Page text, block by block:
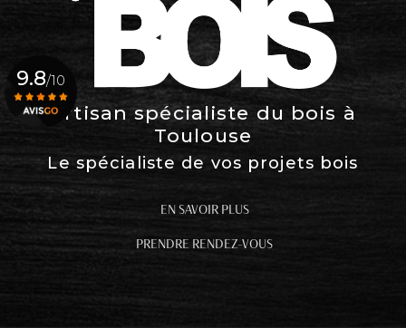
Artisan spécialiste du bois à
Toulouse
Le spécialiste de vos projets bois
EN SAVOIR PLUS
PRENDRE RENDEZ-VOUS
9.8/10